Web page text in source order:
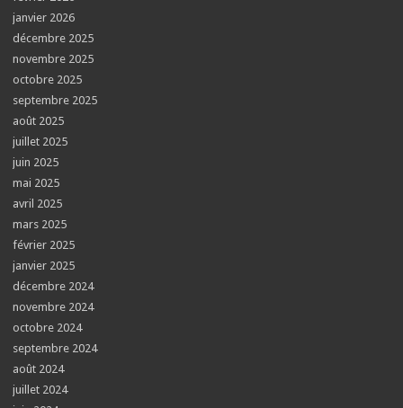
janvier 2026
décembre 2025
novembre 2025
octobre 2025
septembre 2025
août 2025
juillet 2025
juin 2025
mai 2025
avril 2025
mars 2025
février 2025
janvier 2025
décembre 2024
novembre 2024
octobre 2024
septembre 2024
août 2024
juillet 2024